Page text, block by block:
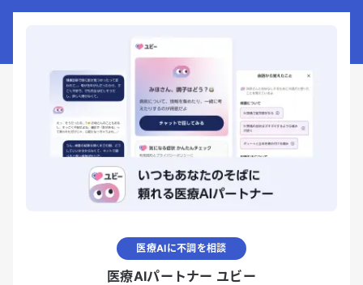
医療AIに不調を相談
医療AIパートナー ユビー